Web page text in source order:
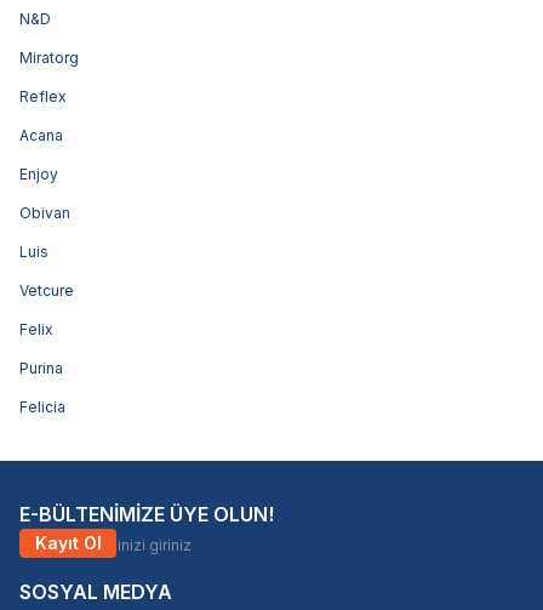
N&D
Miratorg
Reflex
Acana
Enjoy
Obivan
Luis
Vetcure
Felix
Purina
Felicia
E-BÜLTENİMİZE ÜYE OLUN!
Kayıt Ol
SOSYAL MEDYA